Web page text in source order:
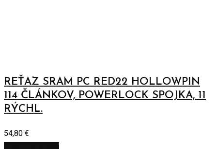
REŤAZ SRAM PC RED22 HOLLOWPIN
114 ČLÁNKOV, POWERLOCK SPOJKA, 11
RÝCHL.
54,80 €